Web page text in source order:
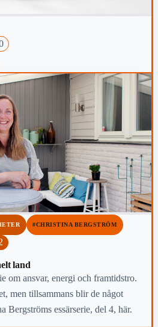
#CHRISTINA BERGSTRÖM
land
om ansvar, energi och framtidstro.
men tillsammans blir de något
Bergströms essärserie, del 4, här.